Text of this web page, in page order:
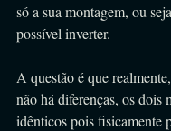
só a sua montagem, ou
possível inverter.
A questão é que
não há diferenças, os dois
idênticos pois fisicamente